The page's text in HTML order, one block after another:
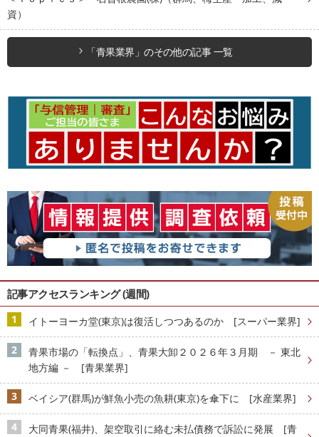
資）
「青果業界」のその他の記事 一覧
記事アクセスランキング (週間)
イトーヨーカ堂(東京)は復活しつつあるのか [スーパー業界]
青果市場の「転換点」、青果大卸２０２６年３月期 － 東北
地方編 － [青果業界]
ベイシア(群馬)が鮮魚小売の魚耕(東京)を傘下に [水産業界]
大同青果(福井)、架空取引に絡む未払債務で訴訟に発展 [青